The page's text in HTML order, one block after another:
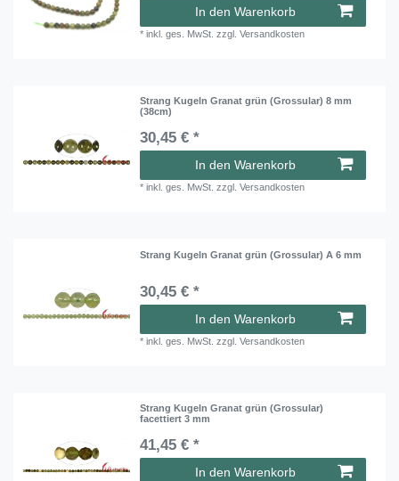
In den Warenkorb
*inkl. ges. MwSt. zzgl.Versandkosten
Strang Kugeln Granat grün (Grossular) 8 mm
(38cm)
30,45 € *
In den Warenkorb
*inkl. ges. MwSt. zzgl.Versandkosten
Strang Kugeln Granat grün (Grossular) A 6 mm
30,45 € *
In den Warenkorb
*inkl. ges. MwSt. zzgl.Versandkosten
Strang Kugeln Granat grün (Grossular)
facettiert 3 mm
41,45 € *
In den Warenkorb